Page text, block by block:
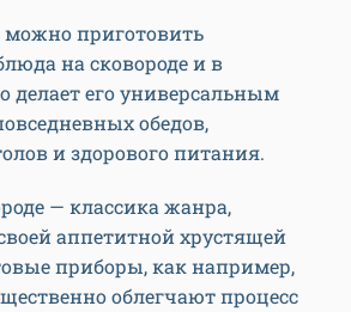
приготовить
на сковороде и в
делает его универсальным
обедов,
и здорового питания.
— классика жанра,
аппетитной хрустящей
приборы, как например,
облегчают процесс